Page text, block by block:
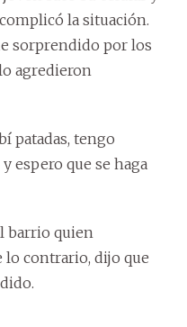
la situación.
sorprendido por los
agredieron
patadas, tengo
espero que se haga
barrio quien
contrario, dijo que